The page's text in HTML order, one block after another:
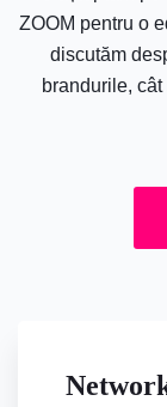
ZOOM pentru o
discutăm
brandurile,